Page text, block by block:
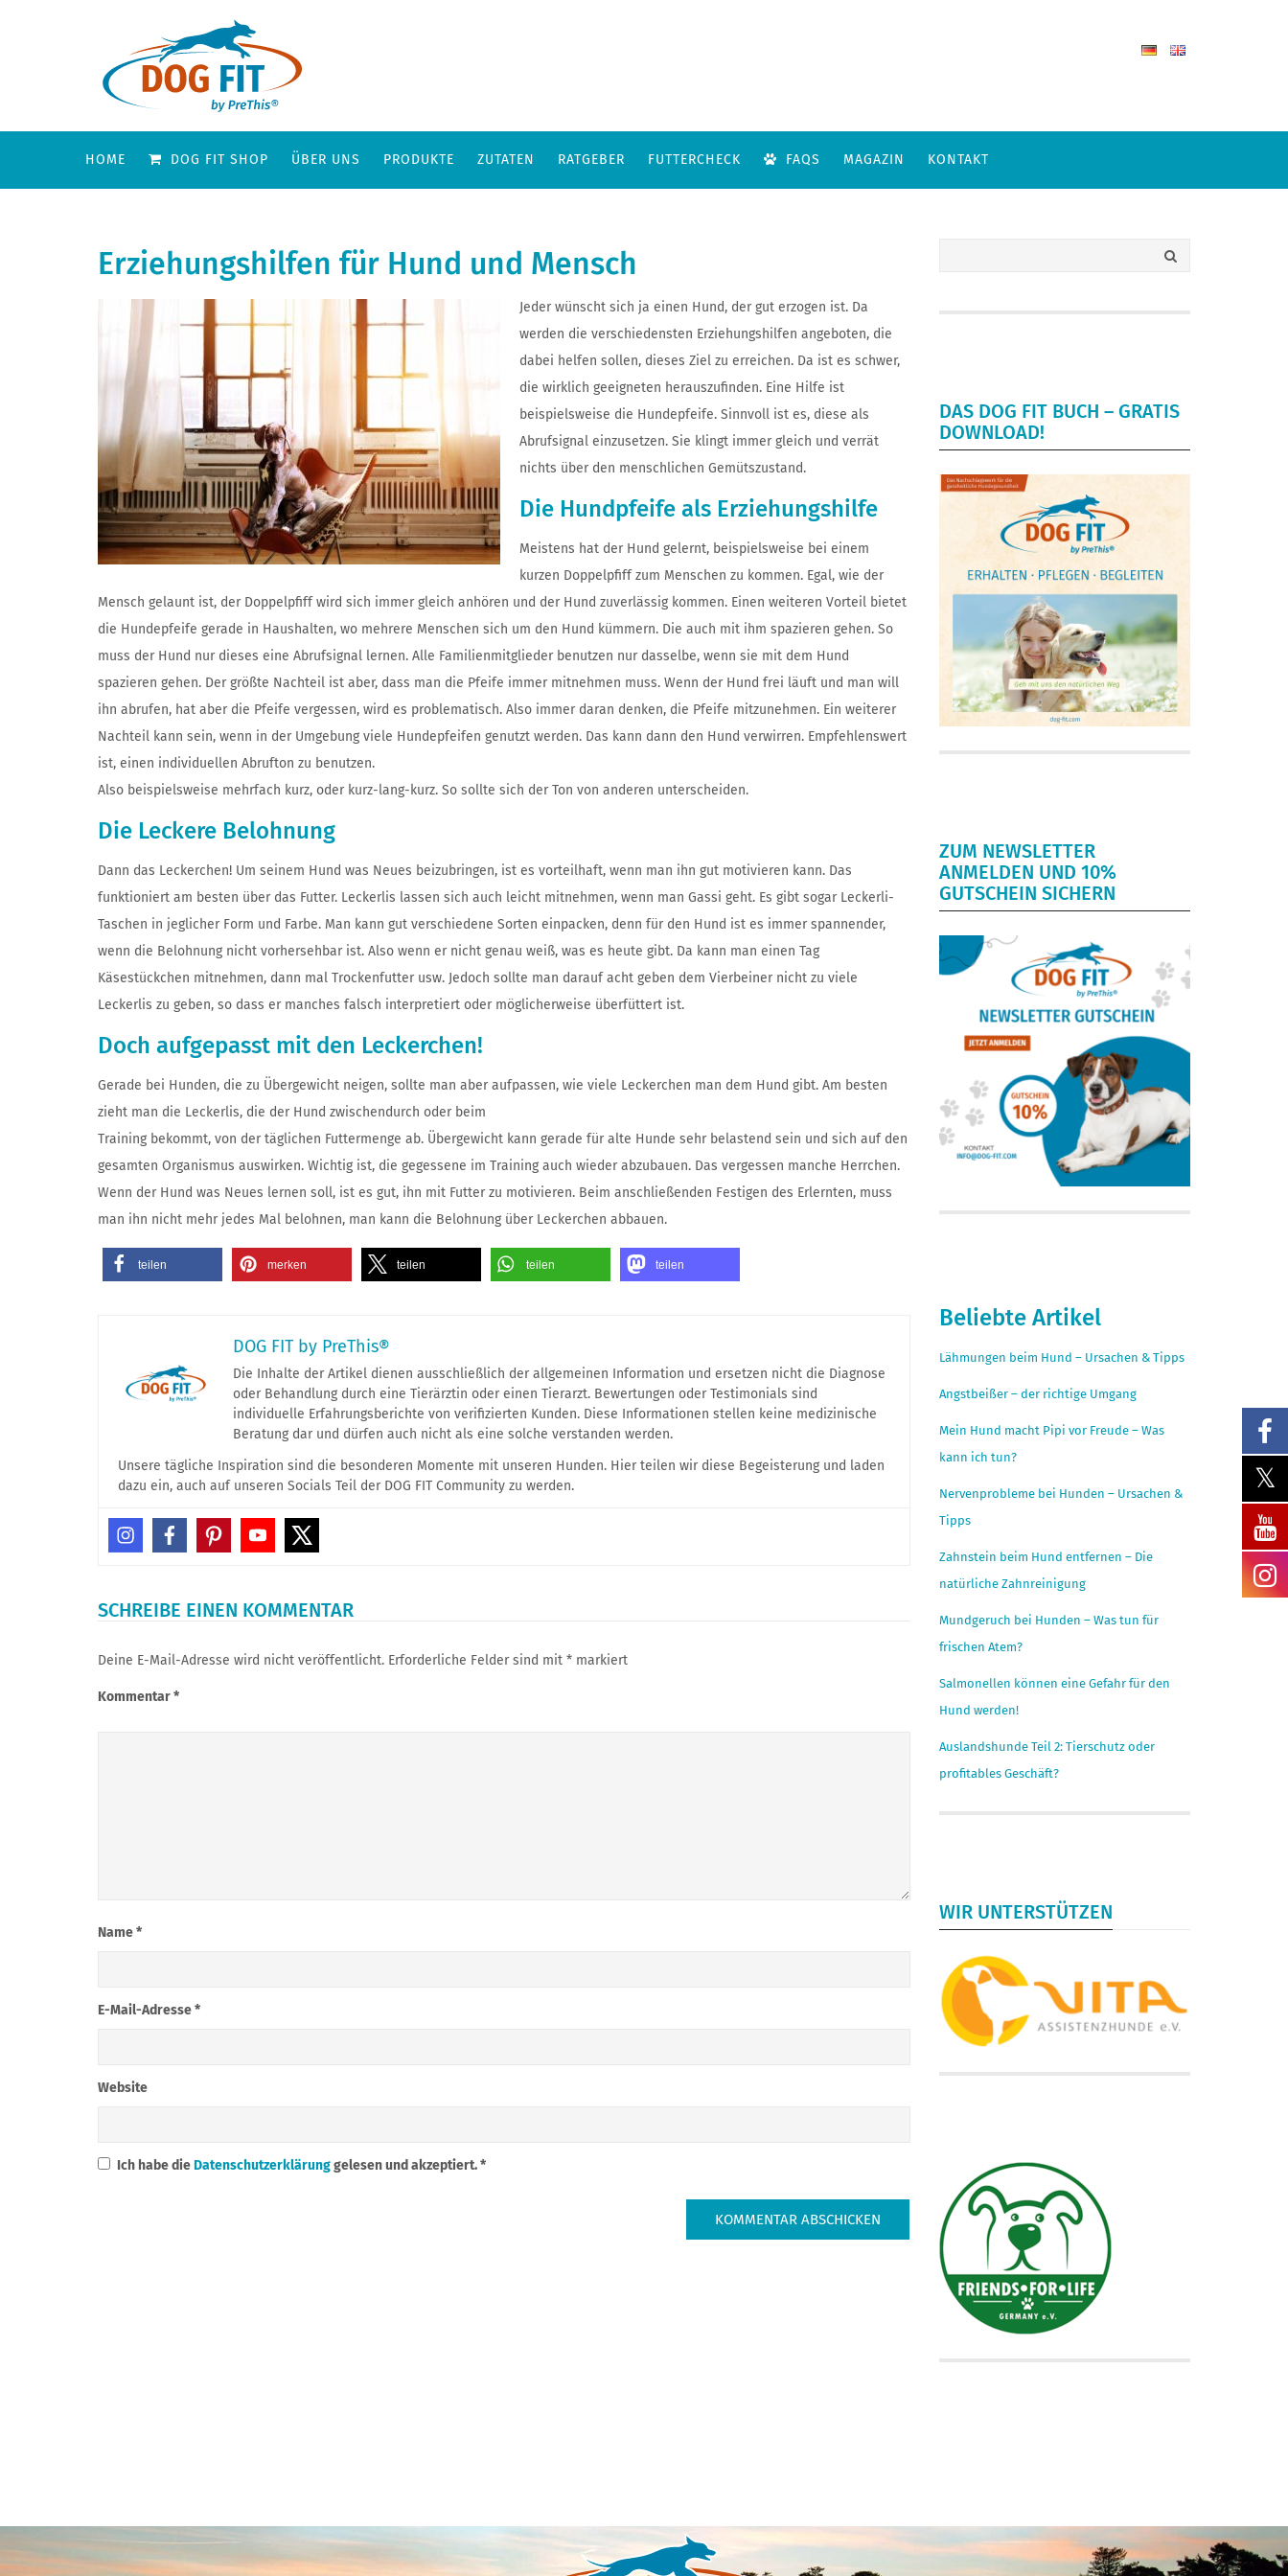
HOME DOG FIT SHOP ÜBER UNS PRODUKTE ZUTATEN RATGEBER FUTTERCHECK FAQS MAGAZIN KONTAKT
Erziehungshilfen für Hund und Mensch
Jeder wünscht sich ja einen Hund, der gut erzogen ist. Da
werden die verschiedensten Erziehungshilfen angeboten, die
dabei helfen sollen, dieses Ziel zu erreichen. Da ist es schwer,
die wirklich geeigneten herauszufinden. Eine Hilfe ist
beispielsweise die Hundepfeife. Sinnvoll ist es, diese als
Abrufsignal einzusetzen. Sie klingt immer gleich und verrät
nichts über den menschlichen Gemütszustand.
Die Hundpfeife als Erziehungshilfe
Meistens hat der Hund gelernt, beispielsweise bei einem
kurzen Doppelpfiff zum Menschen zu kommen. Egal, wie der
Mensch gelaunt ist, der Doppelpfiff wird sich immer gleich anhören und der Hund zuverlässig kommen. Einen weiteren Vorteil bietet
die Hundepfeife gerade in Haushalten, wo mehrere Menschen sich um den Hund kümmern. Die auch mit ihm spazieren gehen. So
muss der Hund nur dieses eine Abrufsignal lernen. Alle Familienmitglieder benutzen nur dasselbe, wenn sie mit dem Hund
spazieren gehen. Der größte Nachteil ist aber, dass man die Pfeife immer mitnehmen muss. Wenn der Hund frei läuft und man will
ihn abrufen, hat aber die Pfeife vergessen, wird es problematisch. Also immer daran denken, die Pfeife mitzunehmen. Ein weiterer
Nachteil kann sein, wenn in der Umgebung viele Hundepfeifen genutzt werden. Das kann dann den Hund verwirren. Empfehlenswert
ist, einen individuellen Abrufton zu benutzen.
Also beispielsweise mehrfach kurz, oder kurz-lang-kurz. So sollte sich der Ton von anderen unterscheiden.
Die Leckere Belohnung
Dann das Leckerchen! Um seinem Hund was Neues beizubringen, ist es vorteilhaft, wenn man ihn gut motivieren kann. Das
funktioniert am besten über das Futter. Leckerlis lassen sich auch leicht mitnehmen, wenn man Gassi geht. Es gibt sogar Leckerli-
Taschen in jeglicher Form und Farbe. Man kann gut verschiedene Sorten einpacken, denn für den Hund ist es immer spannender,
wenn die Belohnung nicht vorhersehbar ist. Also wenn er nicht genau weiß, was es heute gibt. Da kann man einen Tag
Käsestückchen mitnehmen, dann mal Trockenfutter usw. Jedoch sollte man darauf acht geben dem Vierbeiner nicht zu viele
Leckerlis zu geben, so dass er manches falsch interpretiert oder möglicherweise überfüttert ist.
Doch aufgepasst mit den Leckerchen!
Gerade bei Hunden, die zu Übergewicht neigen, sollte man aber aufpassen, wie viele Leckerchen man dem Hund gibt. Am besten
zieht man die Leckerlis, die der Hund zwischendurch oder beim
Training bekommt, von der täglichen Futtermenge ab. Übergewicht kann gerade für alte Hunde sehr belastend sein und sich auf den
gesamten Organismus auswirken. Wichtig ist, die gegessene im Training auch wieder abzubauen. Das vergessen manche Herrchen.
Wenn der Hund was Neues lernen soll, ist es gut, ihn mit Futter zu motivieren. Beim anschließenden Festigen des Erlernten, muss
man ihn nicht mehr jedes Mal belohnen, man kann die Belohnung über Leckerchen abbauen.
teilen merken teilen teilen teilen
DOG FIT by PreThis®
Die Inhalte der Artikel dienen ausschließlich der allgemeinen Information und ersetzen nicht die Diagnose
oder Behandlung durch eine Tierärztin oder einen Tierarzt. Bewertungen oder Testimonials sind
individuelle Erfahrungsberichte von verifizierten Kunden. Diese Informationen stellen keine medizinische
Beratung dar und dürfen auch nicht als eine solche verstanden werden.
Unsere tägliche Inspiration sind die besonderen Momente mit unseren Hunden. Hier teilen wir diese Begeisterung und laden
dazu ein, auch auf unseren Socials Teil der DOG FIT Community zu werden.
SCHREIBE EINEN KOMMENTAR
Deine E-Mail-Adresse wird nicht veröffentlicht. Erforderliche Felder sind mit * markiert
Kommentar*
Name*
E-Mail-Adresse*
Website
Ich habe dieDatenschutzerklärunggelesen und akzeptiert.*
DAS DOG FIT BUCH – GRATIS
DOWNLOAD!
ZUM NEWSLETTER
ANMELDEN UND 10%
GUTSCHEIN SICHERN
Beliebte Artikel
Lähmungen beim Hund – Ursachen & Tipps
Angstbeißer – der richtige Umgang
Mein Hund macht Pipi vor Freude – Was
kann ich tun?
Nervenprobleme bei Hunden – Ursachen &
Tipps
Zahnstein beim Hund entfernen – Die
natürliche Zahnreinigung
Mundgeruch bei Hunden – Was tun für
frischen Atem?
Salmonellen können eine Gefahr für den
Hund werden!
Auslandshunde Teil 2: Tierschutz oder
profitables Geschäft?
WIR UNTERSTÜTZEN